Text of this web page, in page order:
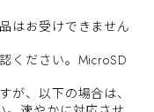
はお受けできません
ください。MicroSD
、以下の場合は、